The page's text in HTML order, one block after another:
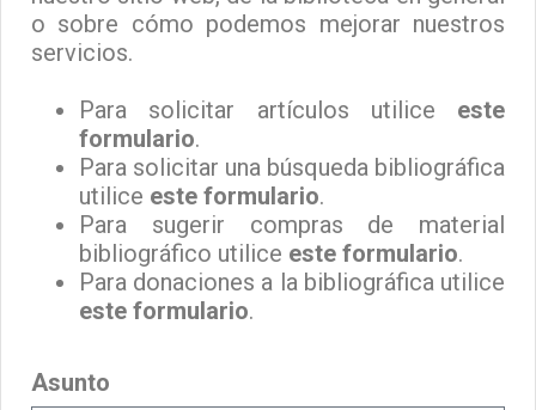
o sobre cómo podemos mejorar nuestros
servicios.
Para solicitar artículos utilice este
formulario.
Para solicitar una búsqueda bibliográfica
utilice este formulario.
Para sugerir compras de material
bibliográfico utilice este formulario.
Para donaciones a la bibliográfica utilice
este formulario.
Asunto